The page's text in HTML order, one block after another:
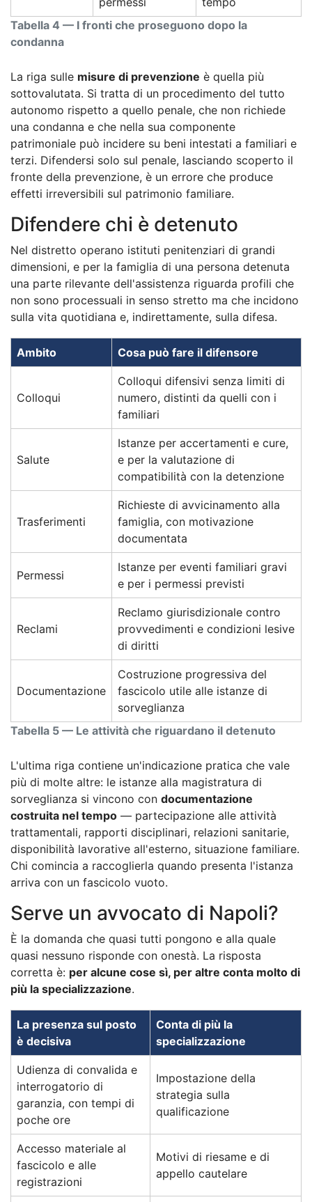
Tabella 4 — I fronti che proseguono dopo la
condanna
La riga sulle misure di prevenzione è quella più
sottovalutata. Si tratta di un procedimento del tutto
autonomo rispetto a quello penale, che non richiede
una condanna e che nella sua componente
patrimoniale può incidere su beni intestati a familiari e
terzi. Difendersi solo sul penale, lasciando scoperto il
fronte della prevenzione, è un errore che produce
effetti irreversibili sul patrimonio familiare.
Difendere chi è detenuto
Nel distretto operano istituti penitenziari di grandi
dimensioni, e per la famiglia di una persona detenuta
una parte rilevante dell'assistenza riguarda profili che
non sono processuali in senso stretto ma che incidono
sulla vita quotidiana e, indirettamente, sulla difesa.
Tabella 5 — Le attività che riguardano il detenuto
Ambito Cosa può fare il difensore
Colloqui
Colloqui difensivi senza limiti di
numero, distinti da quelli con i
familiari
Salute
Istanze per accertamenti e cure,
e per la valutazione di
compatibilità con la detenzione
Trasferimenti
Richieste di avvicinamento alla
famiglia, con motivazione
documentata
Permessi
Istanze per eventi familiari gravi
e per i permessi previsti
Reclami
Reclamo giurisdizionale contro
provvedimenti e condizioni lesive
di diritti
Documentazione
Costruzione progressiva del
fascicolo utile alle istanze di
sorveglianza
L'ultima riga contiene un'indicazione pratica che vale
più di molte altre: le istanze alla magistratura di
sorveglianza si vincono con documentazione
costruita nel tempo — partecipazione alle attività
trattamentali, rapporti disciplinari, relazioni sanitarie,
disponibilità lavorative all'esterno, situazione familiare.
Chi comincia a raccoglierla quando presenta l'istanza
arriva con un fascicolo vuoto.
Serve un avvocato di Napoli?
È la domanda che quasi tutti pongono e alla quale
quasi nessuno risponde con onestà. La risposta
corretta è: per alcune cose sì, per altre conta molto di
più la specializzazione.
La presenza sul posto
è decisiva
Conta di più la
specializzazione
Udienza di convalida e
interrogatorio di
garanzia, con tempi di
poche ore
Impostazione della
strategia sulla
qualificazione
Accesso materiale al
fascicolo e alle
registrazioni
Motivi di riesame e di
appello cautelare